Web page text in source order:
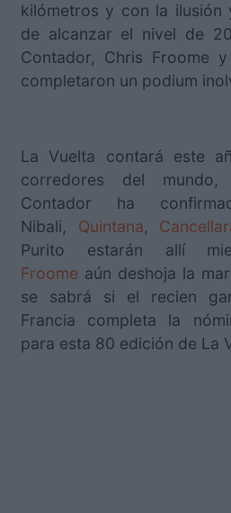
kilómetros y con la ilusión
de alcanzar el nivel de
Contador, Chris Froome
completaron un podium
La Vuelta contará este
corredores del
Contador ha
Nibali, Quintana,
Purito estarán allí
Froome aún deshoja la
se sabrá si el recien
Francia completa la
para esta 80 edición de La